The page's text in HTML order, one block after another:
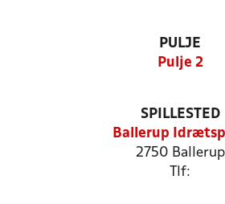
PULJE
Pulje 2
SPILLESTED
Ballerup
2750 Ballerup
Tlf: